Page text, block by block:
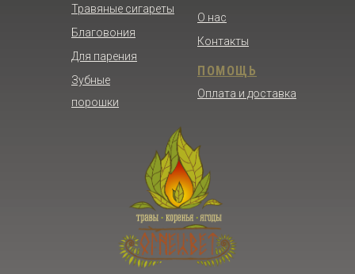
ПОМОЩЬ
Оплата и доставка
Контакты
О нас
Благовония
Травяные сигареты
Для парения
Зубные
порошки